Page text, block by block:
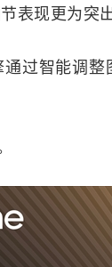
表现更为突
过智能调